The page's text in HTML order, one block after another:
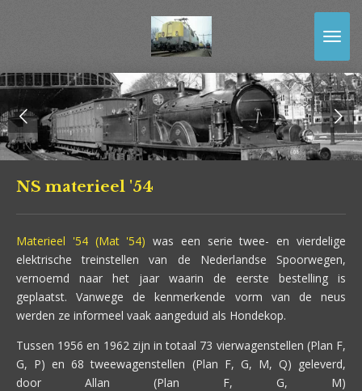
de
hoofdinhoud
NS materieel '54
Materieel '54 (Mat '54) was een serie twee- en vierdelige
elektrische treinstellen van de Nederlandse Spoorwegen,
vernoemd naar het jaar waarin de eerste bestelling is
geplaatst. Vanwege de kenmerkende vorm van de neus
werden ze informeel vaak aangeduid als Hondekop.
Tussen 1956 en 1962 zijn in totaal 73 vierwagenstellen (Plan F,
G, P) en 68 tweewagenstellen (Plan F, G, M, Q) geleverd,
door Allan (Plan F, G, M)